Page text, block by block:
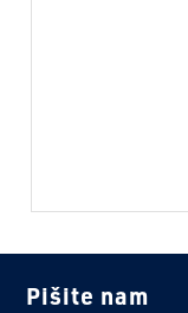
Pišite nam